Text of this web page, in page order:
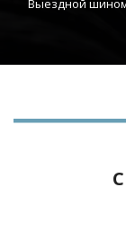
Выездной